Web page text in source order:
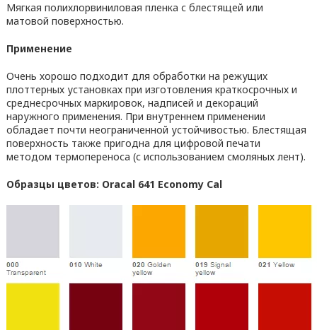
Мягкая полихлорвиниловая пленка с блестящей или
матовой поверхностью.
Применение
Очень хорошо подходит для обработки на режущих
плоттерных установках при изготовления краткосрочных и
среднесрочных маркировок, надписей и декораций
наружного применения. При внутреннем применении
обладает почти неограниченной устойчивостью. Блестящая
поверхность также пригодна для цифровой печати
методом термопереноса (с использованием смоляных лент).
Образцы цветов: Oracal 641 Economy Cal